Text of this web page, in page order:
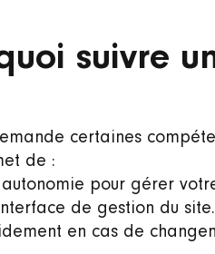
suivre
certaines
de :
pour gérer
de gestion du site.
en cas de